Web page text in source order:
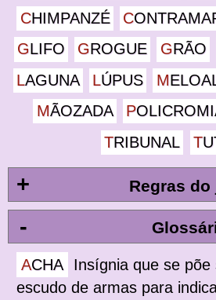
CHIMPANZÉ
GLIFO
GROGUE GRÃO
LAGUNA
LÚPUS
MÃOZADA
TRIBUNAL
+ Regras do
-
ACHA
Insígnia que se põe
escudo de armas para